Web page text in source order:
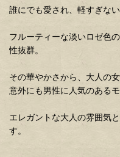
誰にでも愛され、軽すぎな
フルーティーな淡いロゼ色
性抜群。
その華やかさから、大人の
意外にも男性に人気のあるモ
エレガントな大人の雰囲気
す。